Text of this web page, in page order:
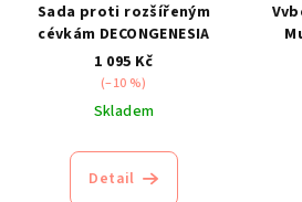
Sada proti rozšířeným
cévkám DECONGENESIA
1 095 Kč
(–10 %)
Skladem
Detail